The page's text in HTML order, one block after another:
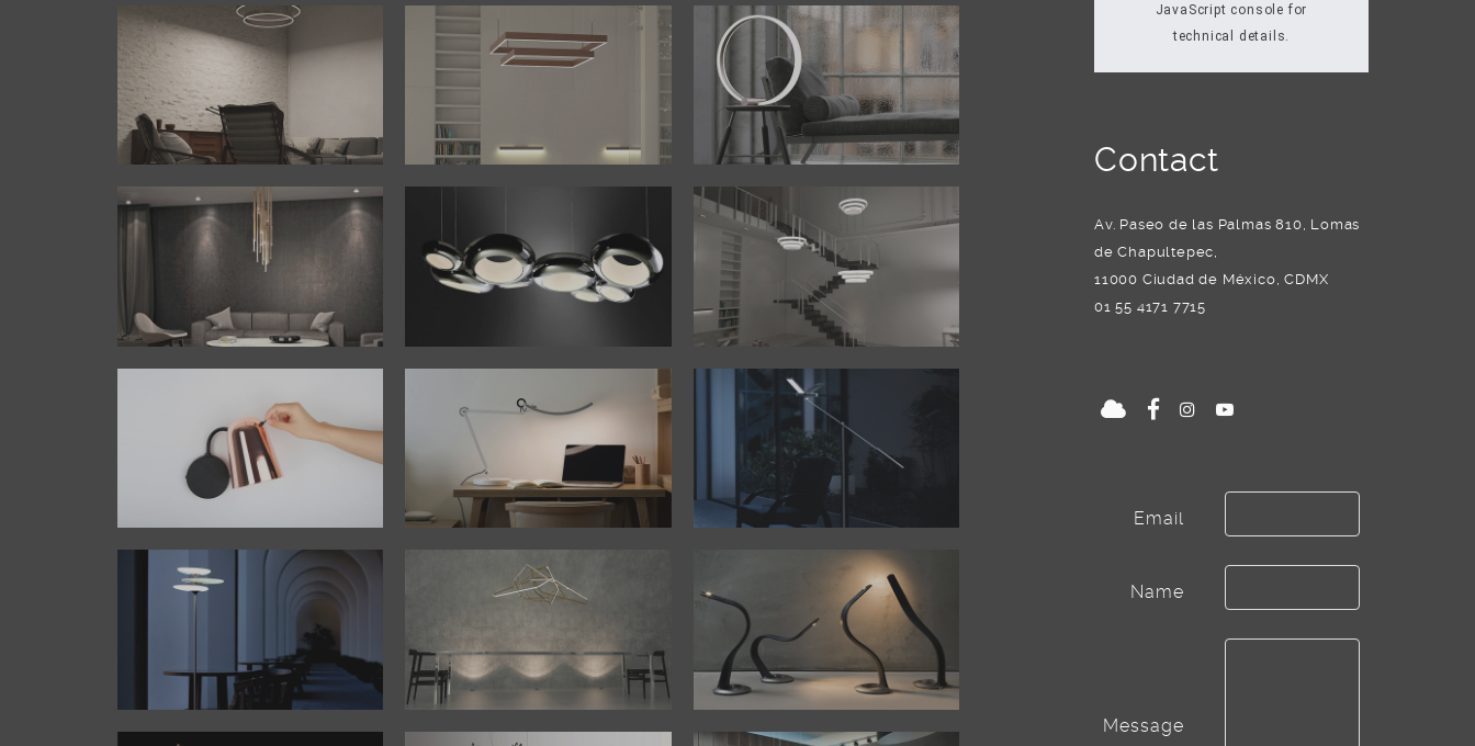
JavaScript console for
technical details.
Contact
Av. Paseo de las Palmas 810, Lomas
de Chapultepec,
11000 Ciudad de México, CDMX
01 55 4171 7715
Email
Name
Message